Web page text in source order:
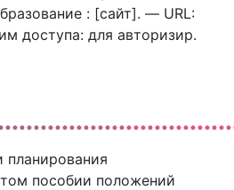
: [сайт]. — URL:
доступа: для авторизир.
планирования
пособии положений